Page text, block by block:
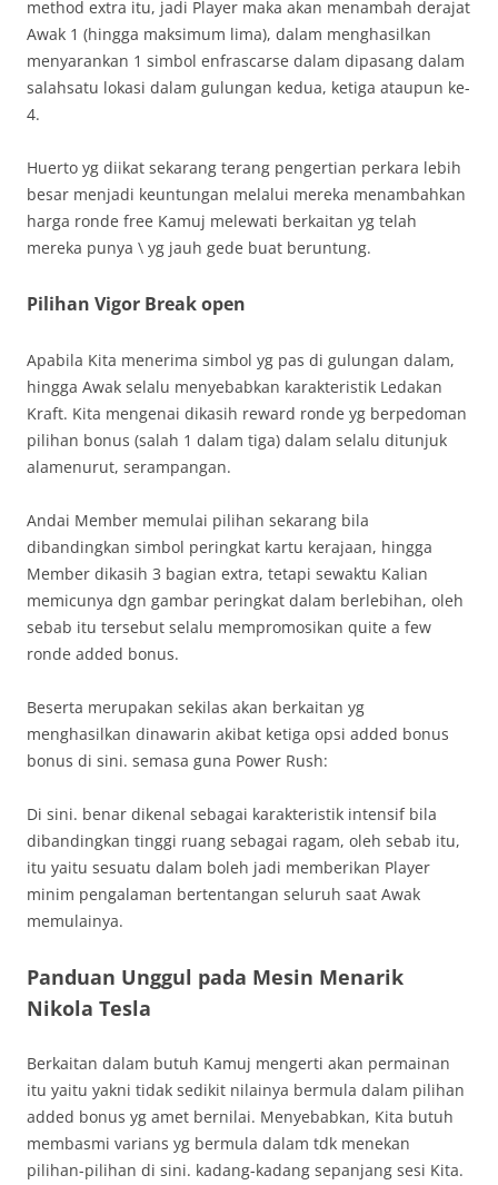
method extra itu, jadi Player maka akan menambah derajat
Awak 1 (hingga maksimum lima), dalam menghasilkan
menyarankan 1 simbol enfrascarse dalam dipasang dalam
salahsatu lokasi dalam gulungan kedua, ketiga ataupun ke-
4.
Huerto yg diikat sekarang terang pengertian perkara lebih
besar menjadi keuntungan melalui mereka menambahkan
harga ronde free Kamuj melewati berkaitan yg telah
mereka punya \ yg jauh gede buat beruntung.
Pilihan Vigor Break open
Apabila Kita menerima simbol yg pas di gulungan dalam,
hingga Awak selalu menyebabkan karakteristik Ledakan
Kraft. Kita mengenai dikasih reward ronde yg berpedoman
pilihan bonus (salah 1 dalam tiga) dalam selalu ditunjuk
alamenurut, serampangan.
Andai Member memulai pilihan sekarang bila
dibandingkan simbol peringkat kartu kerajaan, hingga
Member dikasih 3 bagian extra, tetapi sewaktu Kalian
memicunya dgn gambar peringkat dalam berlebihan, oleh
sebab itu tersebut selalu mempromosikan quite a few
ronde added bonus.
Beserta merupakan sekilas akan berkaitan yg
menghasilkan dinawarin akibat ketiga opsi added bonus
bonus di sini. semasa guna Power Rush:
Di sini. benar dikenal sebagai karakteristik intensif bila
dibandingkan tinggi ruang sebagai ragam, oleh sebab itu,
itu yaitu sesuatu dalam boleh jadi memberikan Player
minim pengalaman bertentangan seluruh saat Awak
memulainya.
Panduan Unggul pada Mesin Menarik
Nikola Tesla
Berkaitan dalam butuh Kamuj mengerti akan permainan
itu yaitu yakni tidak sedikit nilainya bermula dalam pilihan
added bonus yg amet bernilai. Menyebabkan, Kita butuh
membasmi varians yg bermula dalam tdk menekan
pilihan-pilihan di sini. kadang-kadang sepanjang sesi Kita.